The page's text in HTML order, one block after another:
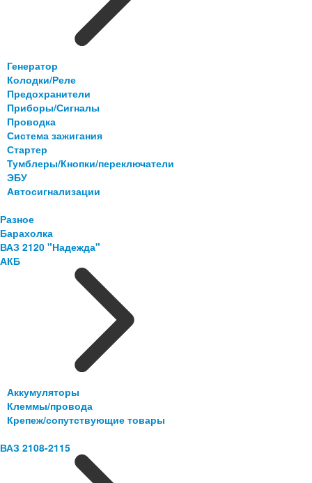
Генератор
Колодки/Реле
Предохранители
Приборы/Сигналы
Проводка
Система зажигания
Стартер
Тумблеры/Кнопки/переключатели
ЭБУ
Автосигнализации
Разное
Барахолка
ВАЗ 2120 "Надежда"
АКБ
Аккумуляторы
Клеммы/провода
Крепеж/сопутствующие товары
ВАЗ 2108-2115